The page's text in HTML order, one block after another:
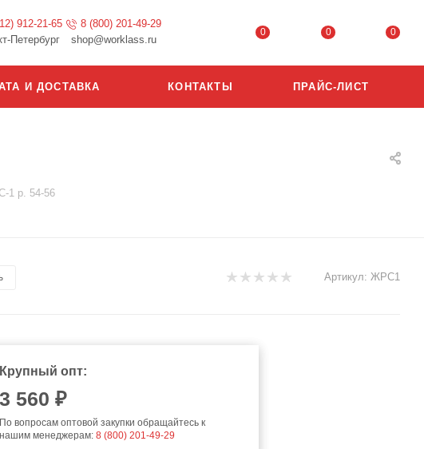
912-21-65
Петербург
8 (800) 201-49-29
shop@worklass.ru
0 0 0
И ДОСТАВКА КОНТАКТЫ ПРАЙС-ЛИСТ
1 р. 54-56
Артикул: ЖРС1
Крупный опт:
3 560 ₽
По вопросам оптовой закупки обращайтесь к
нашим менеджерам:8 (800) 201-49-29